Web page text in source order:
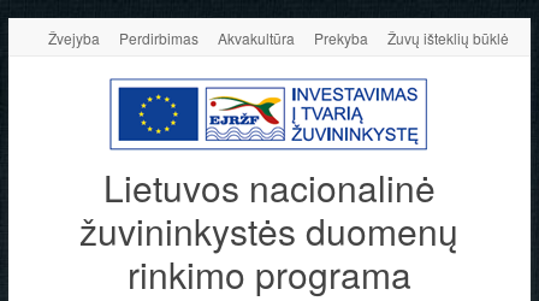
Žvejyba Perdirbimas Akvakultūra Prekyba Žuvų išteklių būklė
Lietuvos nacionalinė
žuvininkystės duomenų
rinkimo programa